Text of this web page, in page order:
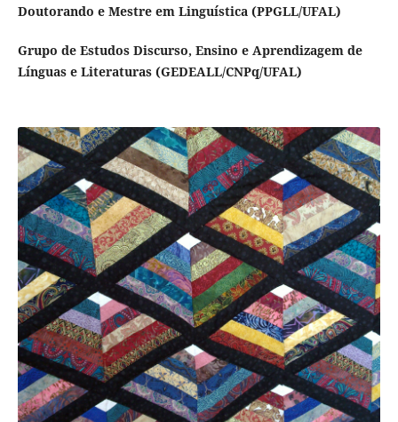
Doutorando e Mestre em Linguística (PPGLL/UFAL)
Grupo de Estudos Discurso, Ensino e Aprendizagem de
Línguas e Literaturas (GEDEALL/CNPq/UFAL)